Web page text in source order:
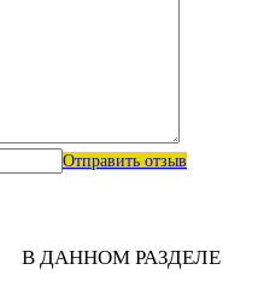
Отправить отзыв
В ДАННОМ РАЗДЕЛЕ